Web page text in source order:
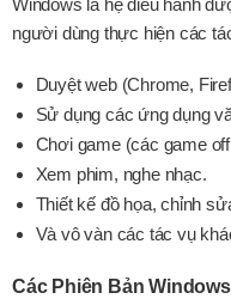
Windows là hệ điều hành
người dùng thực hiện các
Duyệt web (Chrome,
Sử dụng các ứng dụng
Chơi game (các game
Xem phim, nghe nhạc.
Thiết kế đồ họa, chỉnh
Và vô vàn các tác vụ
Các Phiên Bản